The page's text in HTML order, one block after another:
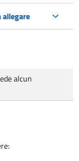
allegare
alcun